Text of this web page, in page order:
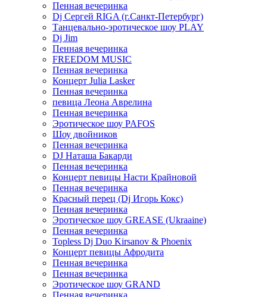
Пенная вечеринка
Dj Сергей RIGA (г.Санкт-Петербург)
Танцевально-эротическое шоу PLAY
Dj Jim
Пенная вечеринка
FREEDOM MUSIC
Пенная вечеринка
Концерт Julia Lasker
Пенная вечеринка
певица Леона Аврелина
Пенная вечеринка
Эротическое шоу PAFOS
Шоу двойников
Пенная вечеринка
DJ Наташа Бакарди
Пенная вечеринка
Концерт певицы Насти Крайновой
Пенная вечеринка
Красный перец (Dj Игорь Кокс)
Пенная вечеринка
Эротическое шоу GREASE (Ukraaine)
Пенная вечеринка
Topless Dj Duo Kirsanov & Phoenix
Концерт певицы Афродита
Пенная вечеринка
Пенная вечеринка
Эротическое шоу GRAND
Пенная вечеринка